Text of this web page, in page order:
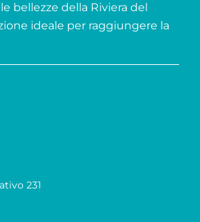
bellezze della Riviera del
ideale per raggiungere la
231